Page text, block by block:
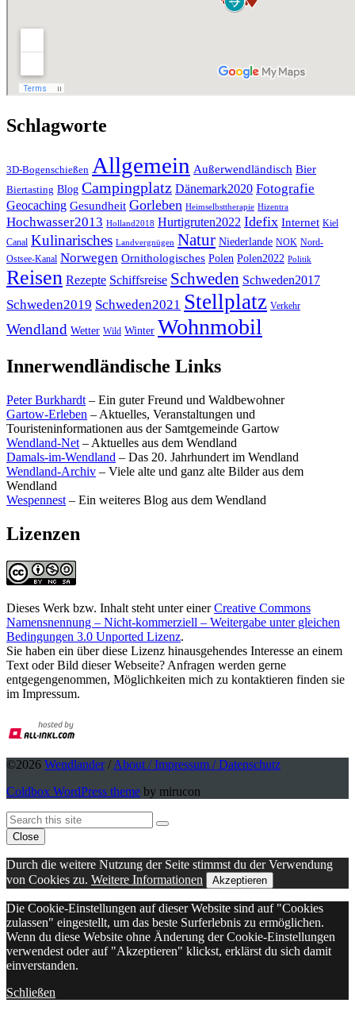
Schlagworte
3D-Bogenschießen Allgemein Außerwendländisch Bier
Biertasting Blog Campingplatz Dänemark2020 Fotografie
Geocaching Gesundheit Gorleben Heimselbsttherapie Hizentra
Hochwasser2013 Holland2018 Hurtigruten2022 Idefix Internet Kiel
Canal Kulinarisches Landvergnügen Natur Niederlande NOK Nord-
Ostsee-Kanal Norwegen Ornithologisches Polen Polen2022 Politik
Reisen Rezepte Schiffsreise Schweden Schweden2017
Schweden2019 Schweden2021 Stellplatz Verkehr
Wendland Wetter Wild Winter Wohnmobil
Innerwendländische Links
Peter Burkhardt – Ein guter Freund und Waldbewohner
Gartow-Erleben – Aktuelles, Veranstaltungen und
Touristeninformationen aus der Samtgemeinde Gartow
Wendland-Net – Aktuelles aus dem Wendland
Damals-im-Wendland – Das 20. Jahrhundert im Wendland
Wendland-Archiv – Viele alte und ganz alte Bilder aus dem
Wendland
Wespennest – Ein weiteres Blog aus dem Wendland
Lizenzen
Dieses Werk bzw. Inhalt steht unter einerCreative Commons
Namensnennung – Nicht-kommerziell – Weitergabe unter gleichen
Bedingungen 3.0 Unported Lizenz.
Sie haben ein über diese Lizenz hinausgehendes Interesse an einem
Text oder Bild dieser Webseite? Anfragen werden gerne
entgegengenommen, Möglichkeiten mich zu kontaktieren finden sie
im Impressum.
©2026 Wendlander/ About / Impressum / Datenschutz
Coldbox WordPress theme by mirucon
Back
To
Top
Search
Search
Close
Durch die weitere Nutzung der Seite stimmst du der Verwendung
von Cookies zu. Weitere Informationen Akzeptieren
Die Cookie-Einstellungen auf dieser Website sind auf "Cookies
zulassen" eingestellt, um das beste Surferlebnis zu ermöglichen.
Wenn du diese Website ohne Änderung der Cookie-Einstellungen
verwendest oder auf "Akzeptieren" klickst, erklärst du sich damit
einverstanden.
Schließen